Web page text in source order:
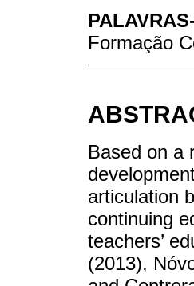
Formação
Based on a
articulation
continuing
teachers’
(2013),